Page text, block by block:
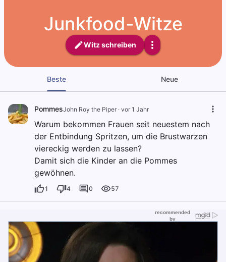
Junkfood-Witze
Witz schreiben
Beste Neue
PommesJohn Roy the Piper · vor 1 Jahr
Warum bekommen Frauen seit neuestem nach
der Entbindung Spritzen, um die Brustwarzen
viereckig werden zu lassen?
Damit sich die Kinder an die Pommes
gewöhnen.
1 4 0 57